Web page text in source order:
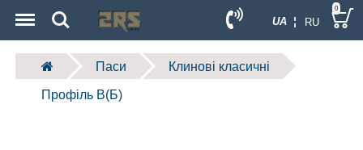
UA ¦ RU
Search 0
Паси Клинові класичні
Профіль B(Б)